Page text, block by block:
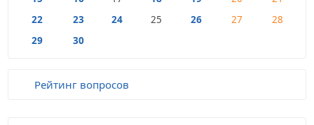
22
23 24 25 26 27
28
29
30
Рейтинг вопросов